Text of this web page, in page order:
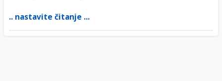
.. nastavite čitanje ...